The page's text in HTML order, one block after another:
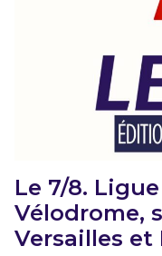
Le 7/8.
Vélodrome,
Versailles et